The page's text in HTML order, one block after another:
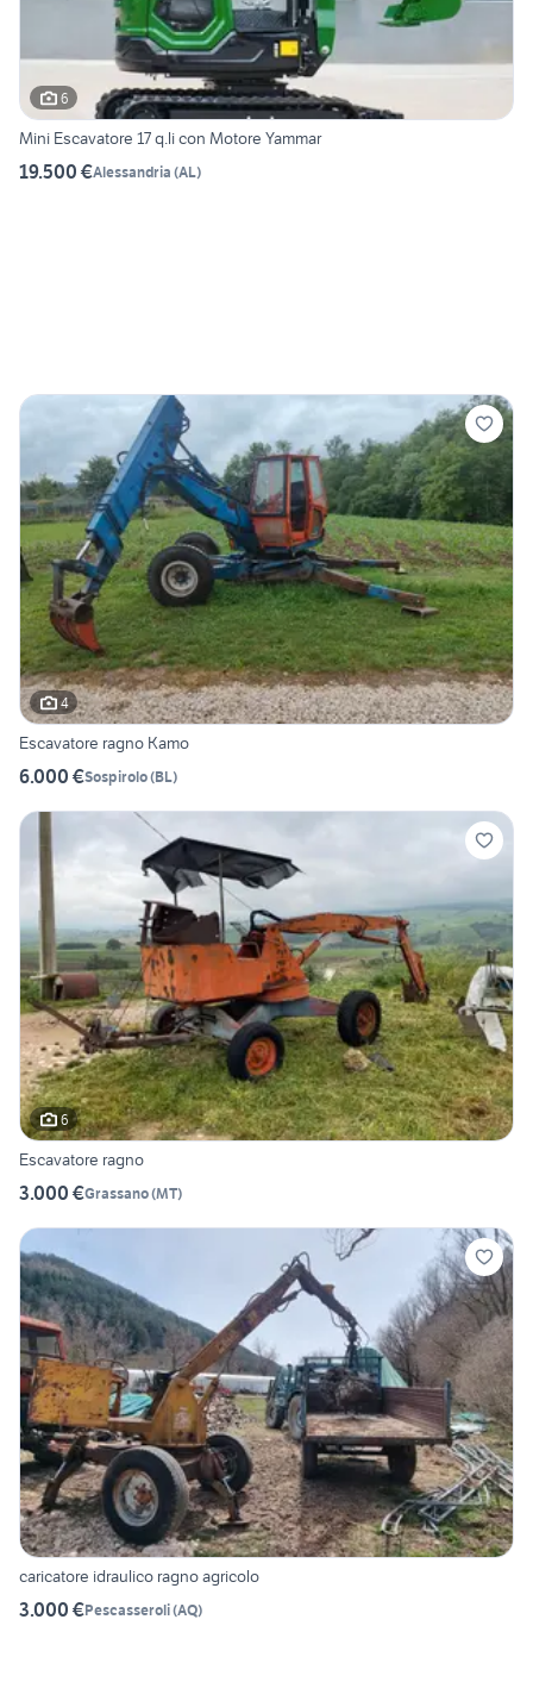
6
Mini Escavatore 17 q.li con Motore Yammar
19.500 €Alessandria (AL)
4
Escavatore ragno Kamo
6.000 €Sospirolo(BL)
6
Escavatore ragno
3.000 €Grassano(MT)
caricatore idraulico ragno agricolo
3.000 €Pescasseroli(AQ)